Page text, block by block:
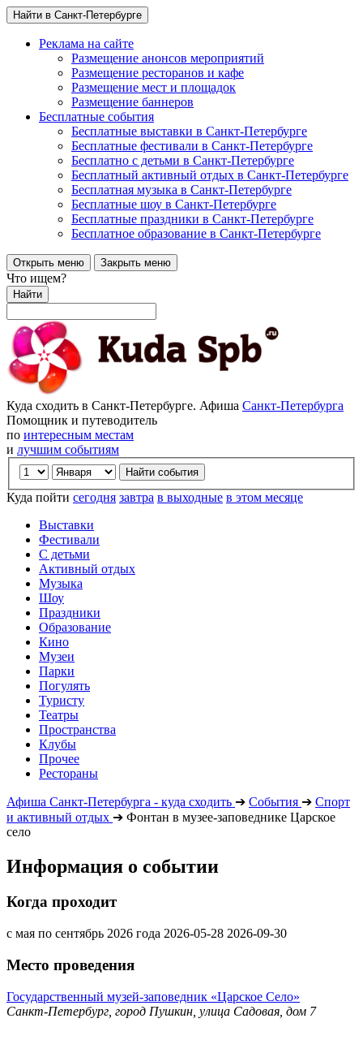
Найти в Санкт-Петербурге
Реклама на сайте
Размещение анонсов мероприятий
Размещение ресторанов и кафе
Размещение мест и площадок
Размещение баннеров
Бесплатные события
Бесплатные выставки в Санкт-Петербурге
Бесплатные фестивали в Санкт-Петербурге
Бесплатно с детьми в Санкт-Петербурге
Бесплатный активный отдых в Санкт-Петербурге
Бесплатная музыка в Санкт-Петербурге
Бесплатные шоу в Санкт-Петербурге
Бесплатные праздники в Санкт-Петербурге
Бесплатное образование в Санкт-Петербурге
Открыть меню Закрыть меню
Что ищем?
Найти
Куда сходить в Санкт-Петербурге. Афиша Санкт-Петербурга
Помощник и путеводитель
по интересным местам
и лучшим событиям
Куда пойти сегодня завтра в выходные в этом месяце
Выставки
Фестивали
С детьми
Активный отдых
Музыка
Шоу
Праздники
Образование
Кино
Музеи
Парки
Погулять
Туристу
Театры
Пространства
Клубы
Прочее
Рестораны
Афиша Санкт-Петербурга - куда сходить ➔ События ➔ Спорт
и активный отдых ➔ Фонтан в музее-заповеднике Царское
село
Информация о событии
Когда проходит
с мая по сентябрь 2026 года 2026-05-28 2026-09-30
Место проведения
Государственный музей-заповедник «Царское Село»
Санкт-Петербург, город Пушкин, улица Садовая, дом 7